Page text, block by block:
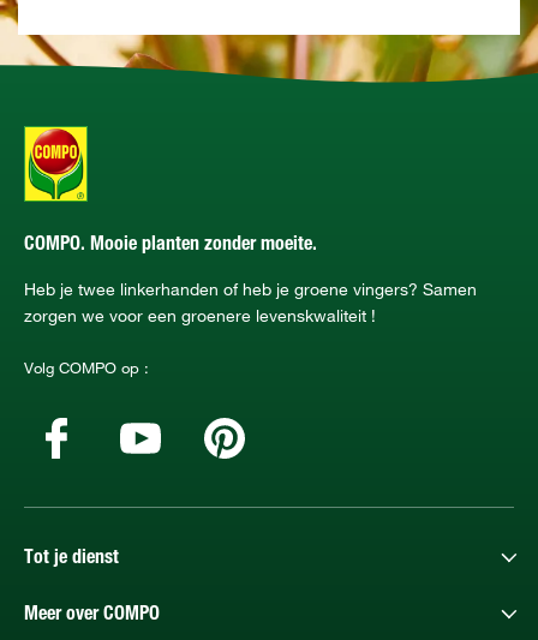
COMPO. Mooie planten zonder moeite.
Heb je twee linkerhanden of heb je groene vingers? Samen
zorgen we voor een groenere levenskwaliteit !
Volg COMPO op :
Tot je dienst
Meer over COMPO